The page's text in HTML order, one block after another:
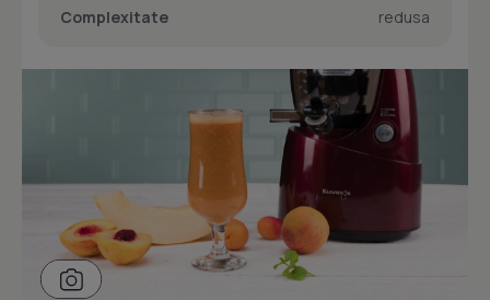
Complexitate
redusa